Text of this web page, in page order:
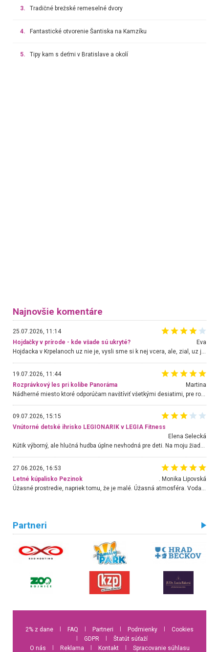
3. Tradičné brežské remeselné dvory
4. Fantastické otvorenie Šantiska na Kamzíku
5. Tipy kam s deťmi v Bratislave a okolí
Najnovšie komentáre
25.07.2026, 11:14
Hojdačky v prírode - kde všade sú ukryté?
Eva
Hojdacka v Krpelanoch uz nie je, vysli sme si k nej vcera, ale, zial, uz je znicena. Ak sem planujete cestu len kvoli hojdacke, mozete si ju usetrit. Krasny vyhlad je tu vsak aj bez hojdacky :-)
19.07.2026, 11:44
Rozprávkový les pri kolibe Panoráma
Martina
Nádherné miesto ktoré odporúčam navštíviť všetkými desiatimi, pre rodiny s deťmi, dôchodcom... Proste a jednoducho ozaj rozprávkový les.. určite ešte prídeme. Odniesli sme si na pamiatku krásne tričká,
09.07.2026, 15:15
Vnútorné detské ihrisko LEGIONARIK v LEGIA Fitness
Elena Selecká
Kútik výborný, ale hlučná hudba úplne nevhodná pre deti. Na moju žiadosť o aspoň sušenie nereagovali.
27.06.2026, 16:53
Letné kúpalisko Pezinok
. Monika Lipovská
Úžasné prostredie, napriek tomu, že je malé. Úžasná atmosféra. Voda fantastická a nádherná. Ľudí je pomerne veľa, ale su mili a ohľaduplní. Je veľmi zaujímavé sledovať, ako dokážu spolu športovať cudzí ľudia a bez ohľadu na vek. Vládne tu pohoda. Vnuka neviem dostať z vody. Ďakujem za krásny deň . Urcite sa sem vrátim. Jediný problém je s parkovaním, ale aj ten sa mi podarilo vyriešiť. Monika Bratislava
Partneri
2% z dane FAQ Partneri Podmienky
Cookies
GDPR
Štatút súťaží
O nás
Reklama Kontakt Spracovanie súhlasu